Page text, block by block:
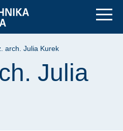
Julia
arch. Julia Kurek
Julia